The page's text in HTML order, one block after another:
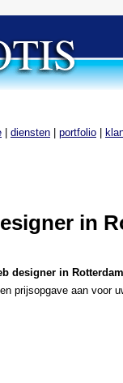
diensten portfolio
in
designer in Rotterdam
prijsopgave aan voor